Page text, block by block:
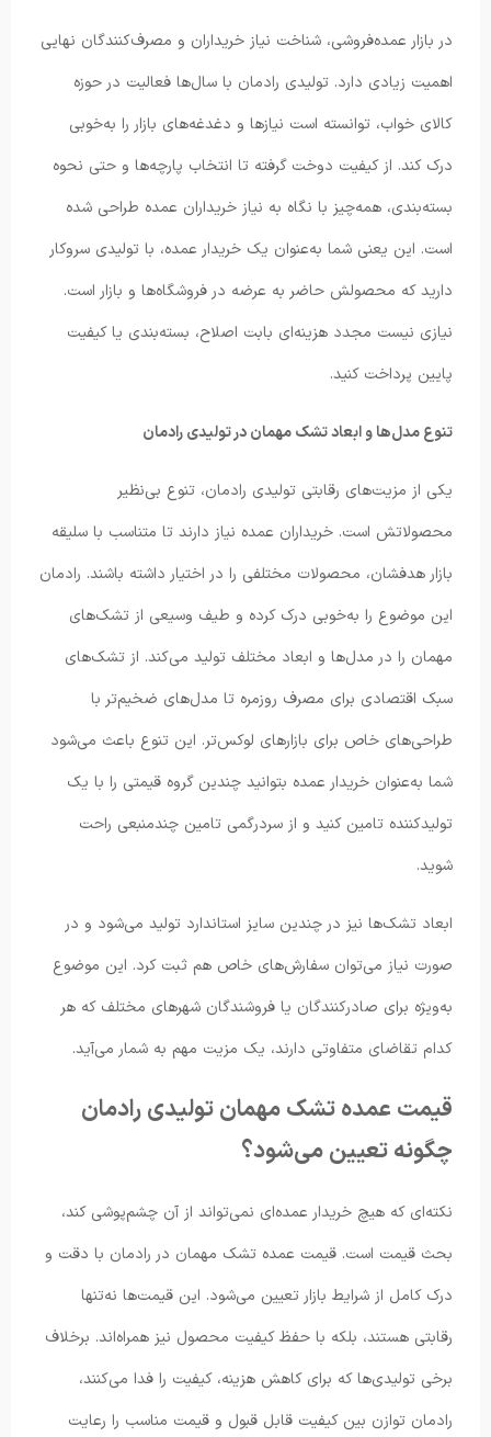
در بازار عمده‌فروشی، شناخت نیاز خریداران و مصرف‌کنندگان نهایی
اهمیت زیادی دارد. تولیدی رادمان با سال‌ها فعالیت در حوزه
کالای خواب، توانسته است نیازها و دغدغه‌های بازار را به‌خوبی
درک کند. از کیفیت دوخت گرفته تا انتخاب پارچه‌ها و حتی نحوه
بسته‌بندی، همه‌چیز با نگاه به نیاز خریداران عمده طراحی شده
است. این یعنی شما به‌عنوان یک خریدار عمده، با تولیدی‌ سروکار
دارید که محصولش حاضر به عرضه در فروشگاه‌ها و بازار است.
نیازی نیست مجدد هزینه‌ای بابت اصلاح، بسته‌بندی یا کیفیت
پایین پرداخت کنید.
تنوع مدل‌ها و ابعاد تشک مهمان در تولیدی رادمان
یکی از مزیت‌های رقابتی تولیدی رادمان، تنوع بی‌نظیر
محصولاتش است. خریداران عمده نیاز دارند تا متناسب با سلیقه
بازار هدفشان، محصولات مختلفی را در اختیار داشته باشند. رادمان
این موضوع را به‌خوبی درک کرده و طیف وسیعی از تشک‌های
مهمان را در مدل‌ها و ابعاد مختلف تولید می‌کند. از تشک‌های
سبک اقتصادی برای مصرف روزمره تا مدل‌های ضخیم‌تر با
طراحی‌های خاص برای بازارهای لوکس‌تر. این تنوع باعث می‌شود
شما به‌عنوان خریدار عمده بتوانید چندین گروه قیمتی را با یک
تولیدکننده تامین کنید و از سردرگمی تامین چندمنبعی راحت
شوید.
ابعاد تشک‌ها نیز در چندین سایز استاندارد تولید می‌شود و در
صورت نیاز می‌توان سفارش‌های خاص هم ثبت کرد. این موضوع
به‌ویژه برای صادرکنندگان یا فروشندگان شهرهای مختلف که هر
کدام تقاضای متفاوتی دارند، یک مزیت مهم به ‌شمار می‌آید.
قیمت عمده تشک مهمان تولیدی رادمان
چگونه تعیین می‌شود؟
نکته‌ای که هیچ خریدار عمده‌ای نمی‌تواند از آن چشم‌پوشی کند،
بحث قیمت است. قیمت عمده تشک مهمان در رادمان با دقت و
درک کامل از شرایط بازار تعیین می‌شود. این قیمت‌ها نه‌تنها
رقابتی هستند، بلکه با حفظ کیفیت محصول نیز همراه‌اند. برخلاف
برخی تولیدی‌ها که برای کاهش هزینه، کیفیت را فدا می‌کنند،
رادمان توازن بین کیفیت قابل قبول و قیمت مناسب را رعایت